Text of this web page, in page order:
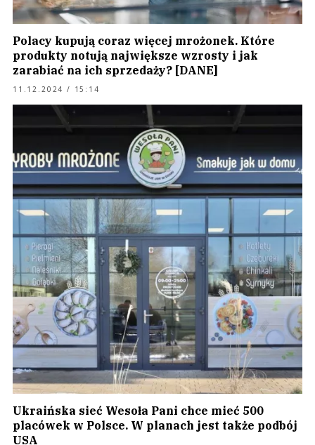
Polacy kupują coraz więcej mrożonek. Które
produkty notują największe wzrosty i jak
zarabiać na ich sprzedaży? [DANE]
11.12.2024 / 15:14
Ukraińska sieć Wesoła Pani chce mieć 500
placówek w Polsce. W planach jest także podbój
USA